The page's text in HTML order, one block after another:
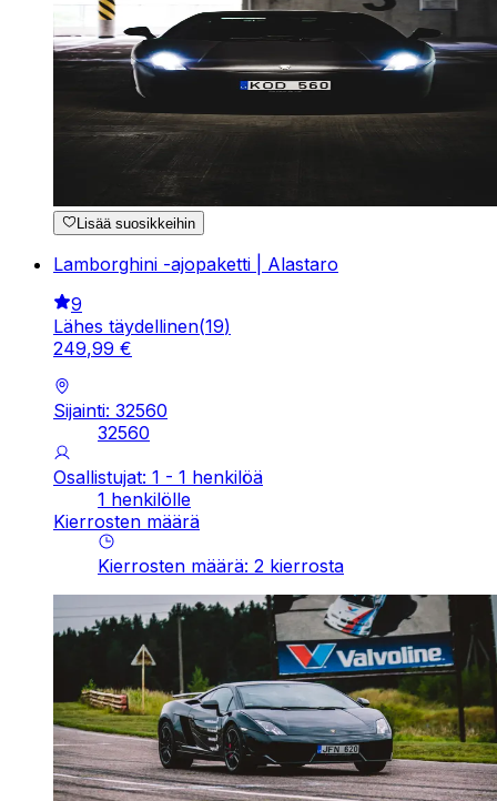
Lisää suosikkeihin
Lamborghini -ajopaketti | Alastaro
9
Lähes täydellinen(19)
249,99 €
Sijainti: 32560
32560
Osallistujat: 1 - 1 henkilöä
1 henkilölle
Kierrosten määrä
Kierrosten määrä: 2 kierrosta